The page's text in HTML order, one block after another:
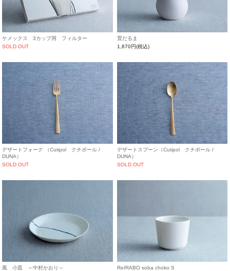
ケメックス 3カップ用 フィルター
SOLD OUT
置だるま
1,870円(税込)
デザートフォーク （Cutipol クチポール /
DUNA）
SOLD OUT
デザートスプーン（Cutipol クチポール /
DUNA）
SOLD OUT
風 小皿 ～中村かおり～
ReIRABO soba choko S